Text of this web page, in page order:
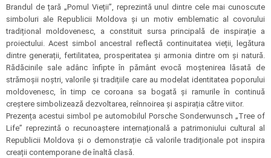
Brandul de țară „Pomul Vieții”, reprezintă unul dintre cele mai cunoscute
simboluri ale Republicii Moldova și un motiv emblematic al covorului
tradițional moldovenesc, a constituit sursa principală de inspirație a
proiectului. Acest simbol ancestral reflectă continuitatea vieții, legătura
dintre generații, fertilitatea, prosperitatea și armonia dintre om și natură.
Rădăcinile sale adânc înfipte în pământ evocă moștenirea lăsată de
strămoșii noștri, valorile și tradițiile care au modelat identitatea poporului
moldovenesc, în timp ce coroana sa bogată și ramurile în continuă
creștere simbolizează dezvoltarea, reînnoirea și aspirația către viitor.
Prezența acestui simbol pe automobilul Porsche Sonderwunsch „Tree of
Life” reprezintă o recunoaștere internațională a patrimoniului cultural al
Republicii Moldova și o demonstrație că valorile tradiționale pot inspira
creații contemporane de înaltă clasă.